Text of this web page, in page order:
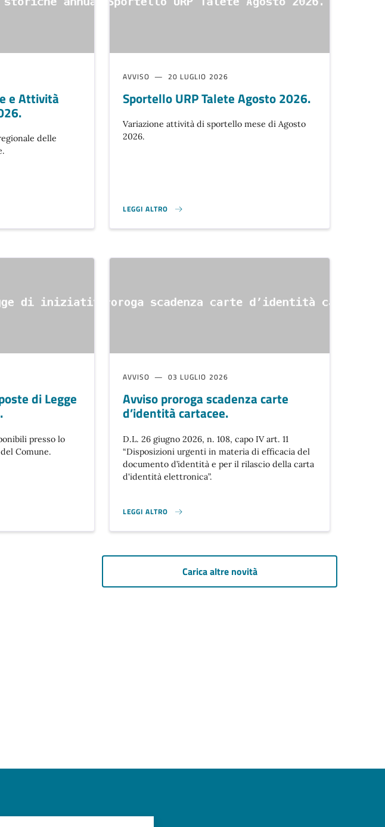
e Attività
delle
STORICHE ANNUALITÀ 2026. }
AVVISO 20 LUGLIO 2026
Sportello URP Talete Agosto 2026.
Variazione attività di sportello mese di Agosto
2026.
LEGGI ALTRO
SPORTELLO URP TALETE AGOSTO 2026. }
di Legge
presso lo
Comune.
LEGGE DI INIZIATIVA POPOLARE. }
AVVISO 03 LUGLIO 2026
Avviso proroga scadenza carte
d’identità cartacee.
D.L. 26 giugno 2026, n. 108, capo IV art. 11
“Disposizioni urgenti in materia di efficacia del
documento d’identità e per il rilascio della carta
d'identità elettronica”.
LEGGI ALTRO
AVVISO PROROGA SCADENZA CARTE D’IDENTITÀ CARTACEE. }
Carica altre novità